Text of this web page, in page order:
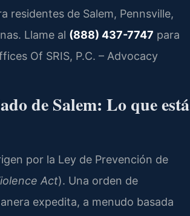
residentes de Salem, Pennsville,
Llame al (888) 437-7747 para
Of SRIS, P.C. – Advocacy
de Salem: Lo que está
por la Ley de Prevención de
Act). Una orden de
expedita, a menudo basada